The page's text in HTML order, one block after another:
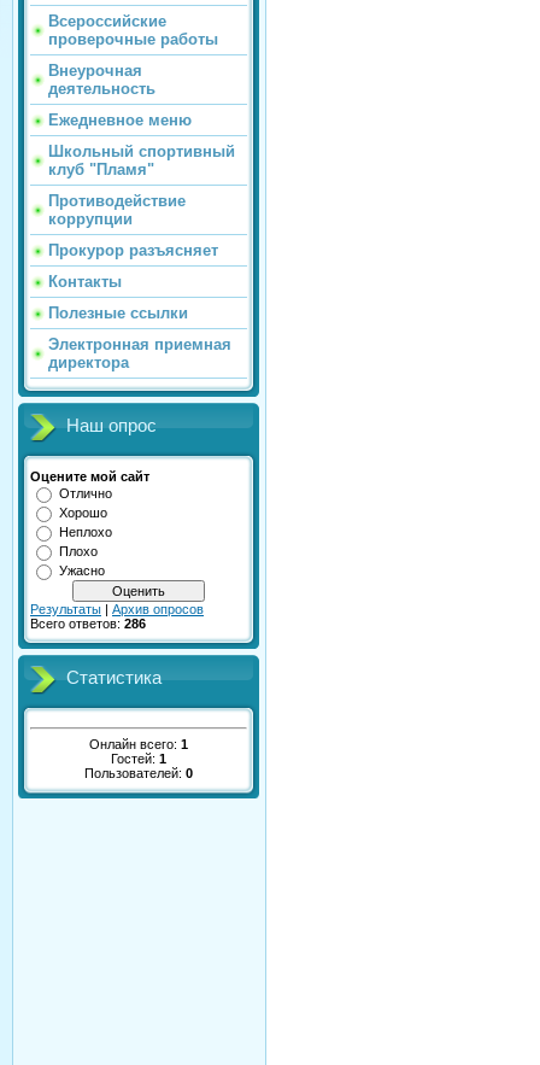
Всероссийские
проверочные работы
Внеурочная
деятельность
Ежедневное меню
Школьный спортивный
клуб "Пламя"
Противодействие
коррупции
Прокурор разъясняет
Контакты
Полезные ссылки
Электронная приемная
директора
Наш опрос
Оцените мой сайт
Отлично
Хорошо
Неплохо
Плохо
Ужасно
Результаты | Архив опросов
Всего ответов: 286
Статистика
Онлайн всего: 1
Гостей: 1
Пользователей: 0